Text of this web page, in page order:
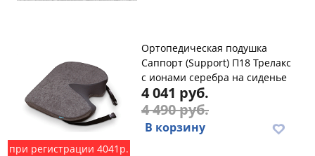
при регистрации 4041р.
Ортопедическая подушка
Саппорт (Support) П18 Трелакс
с ионами серебра на сиденье
4 041 руб.
4 490 руб.
В корзину